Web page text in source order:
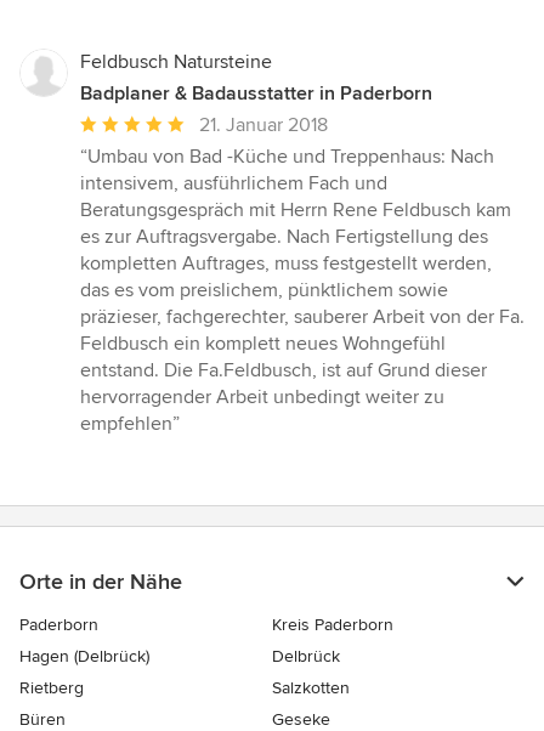
Feldbusch Natursteine
Badplaner & Badausstatter in Paderborn
Durchschnittliche
Bewertung:
5
von
5
Sternen
21. Januar 2018
“Umbau von Bad -Küche und Treppenhaus: Nach
intensivem, ausführlichem Fach und
Beratungsgespräch mit Herrn Rene Feldbusch kam
es zur Auftragsvergabe. Nach Fertigstellung des
kompletten Auftrages, muss festgestellt werden,
das es vom preislichem, pünktlichem sowie
präzieser, fachgerechter, sauberer Arbeit von der Fa.
Feldbusch ein komplett neues Wohngefühl
entstand. Die Fa.Feldbusch, ist auf Grund dieser
hervorragender Arbeit unbedingt weiter zu
empfehlen”
Orte in der Nähe
Paderborn
Kreis Paderborn
Hagen (Delbrück)
Delbrück
Rietberg
Salzkotten
Büren
Geseke